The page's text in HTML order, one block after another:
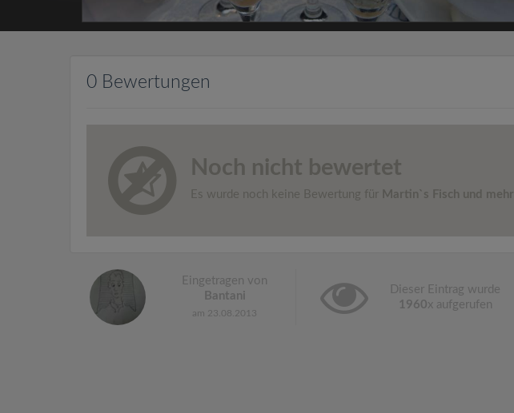
0 Bewertungen
Noch nicht bewertet
Es wurde noch keine Bewertung für Martin`s Fisch und mehr
Eingetragen von
Bantani
am 23.08.2013
Dieser Eintrag wurde
1960x aufgerufen